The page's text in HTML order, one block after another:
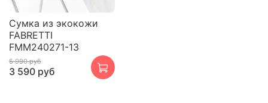
Сумка из экокожи
FABRETTI
FMM240271-13
5 990 руб
3 590 руб